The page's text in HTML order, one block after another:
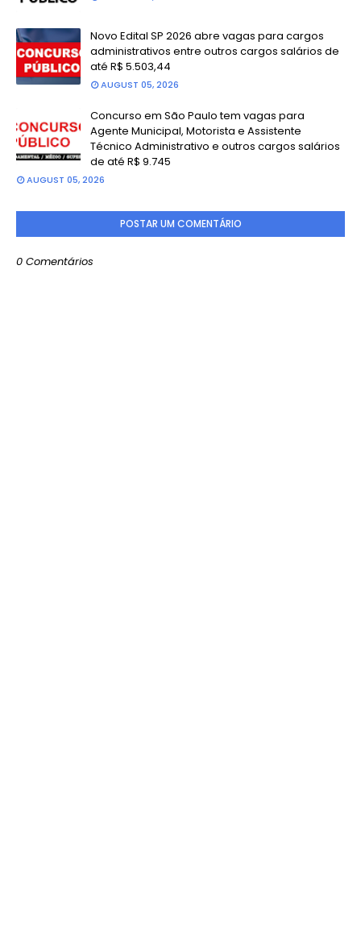
Novo Edital SP 2026 abre vagas para cargos
administrativos entre outros cargos salários de
até R$ 5.503,44
AUGUST 05, 2026
Concurso em São Paulo tem vagas para
Agente Municipal, Motorista e Assistente
Técnico Administrativo e outros cargos salários
de até R$ 9.745
AUGUST 05, 2026
POSTAR UM COMENTÁRIO
0 Comentários